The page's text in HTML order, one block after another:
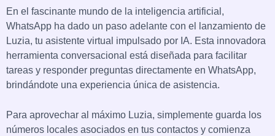
En el fascinante mundo de la inteligencia artificial,
WhatsApp ha dado un paso adelante con el lanzamiento de
Luzia, tu asistente virtual impulsado por IA. Esta innovadora
herramienta conversacional está diseñada para facilitar
tareas y responder preguntas directamente en WhatsApp,
brindándote una experiencia única de asistencia.
Para aprovechar al máximo Luzia, simplemente guarda los
números locales asociados en tus contactos y comienza